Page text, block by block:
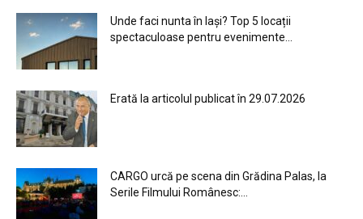
Unde faci nunta în Iași? Top 5 locații
spectaculoase pentru evenimente...
Erată la articolul publicat în 29.07.2026
CARGO urcă pe scena din Grădina Palas, la
Serile Filmului Românesc:...